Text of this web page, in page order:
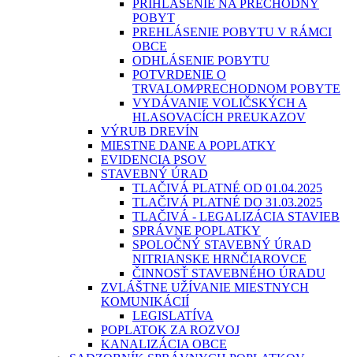
PRIHLÁSENIE NA PRECHODNÝ
POBYT
PREHLÁSENIE POBYTU V RÁMCI
OBCE
ODHLÁSENIE POBYTU
POTVRDENIE O
TRVALOM⁄PRECHODNOM POBYTE
VYDÁVANIE VOLIČSKÝCH A
HLASOVACÍCH PREUKAZOV
VÝRUB DREVÍN
MIESTNE DANE A POPLATKY
EVIDENCIA PSOV
STAVEBNÝ ÚRAD
TLAČIVÁ PLATNÉ OD 01.04.2025
TLAČIVÁ PLATNÉ DO 31.03.2025
TLAČIVÁ - LEGALIZÁCIA STAVIEB
SPRÁVNE POPLATKY
SPOLOČNÝ STAVEBNÝ ÚRAD
NITRIANSKE HRNČIAROVCE
ČINNOSŤ STAVEBNÉHO ÚRADU
ZVLÁŠTNE UŽÍVANIE MIESTNYCH
KOMUNIKÁCIÍ
LEGISLATÍVA
POPLATOK ZA ROZVOJ
KANALIZÁCIA OBCE